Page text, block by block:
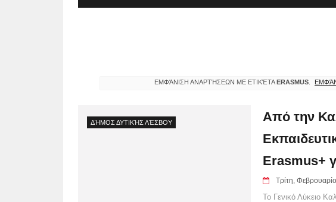
ΕΜΦΆΝΙΣΗ ΑΝΑΡΤΉΣΕΩΝ ΜΕ ΕΤΙΚΈΤΑ ERASMUS.
ΔΉΜΟΣ ΔΥΤΙΚΉΣ ΛΈΣΒΟΥ
Από την
Erasmus+
Τρίτη,
Το Γενικό Λύκειο